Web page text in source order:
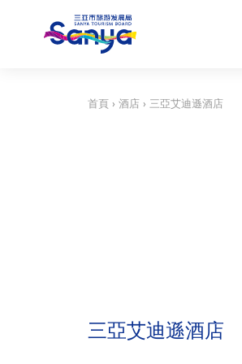
首頁› 酒店› 三亞艾迪遜酒店
三亞艾迪遜酒店